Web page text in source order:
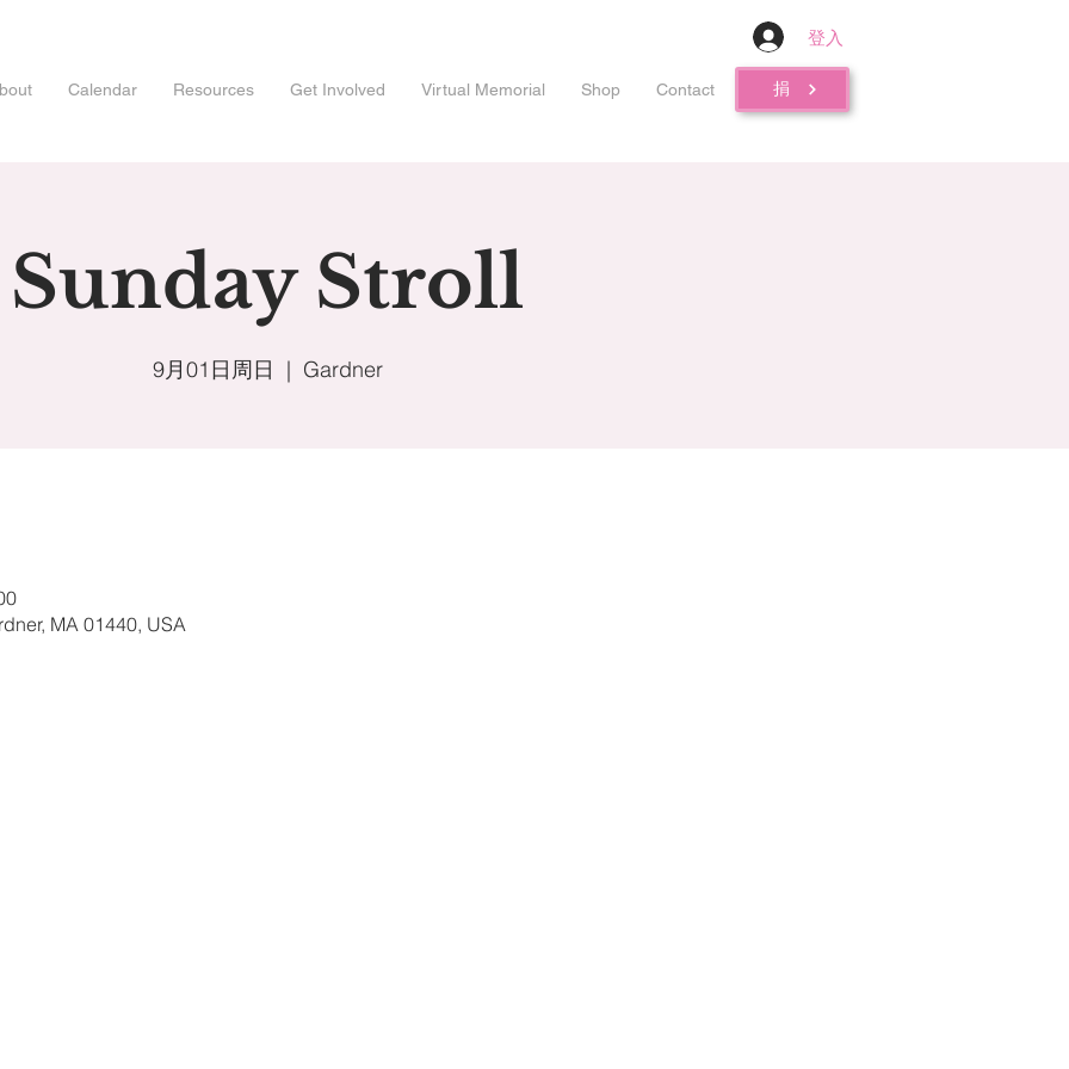
登入
Calendar Resources Get Involved Virtual Memorial Shop Contact 捐
Sunday Stroll
9月01日周日
  |
Gardner
MA 01440, USA